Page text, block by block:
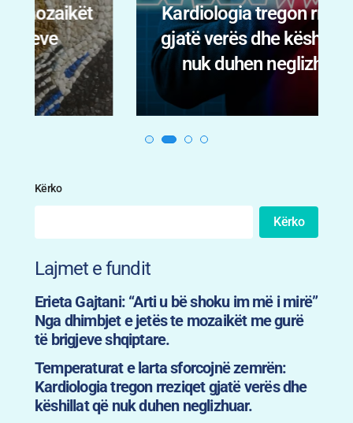
Kardiologia tregon rreziqet
gjatë verës dhe këshillat që
nuk duhen neglizhuar.
Kërko
Kërko
Lajmet e fundit
Erieta Gajtani: “Arti u bë shoku im më i mirë”
Nga dhimbjet e jetës te mozaikët me gurë
të brigjeve shqiptare.
Temperaturat e larta sforcojnë zemrën:
Kardiologia tregon rreziqet gjatë verës dhe
këshillat që nuk duhen neglizhuar.